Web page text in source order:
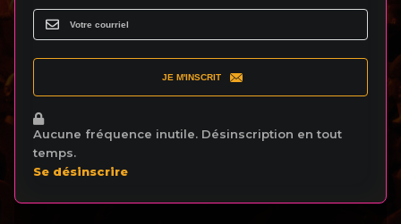
JE M'INSCRIT
Aucune fréquence inutile. Désinscription en tout
temps.
Se désinscrire